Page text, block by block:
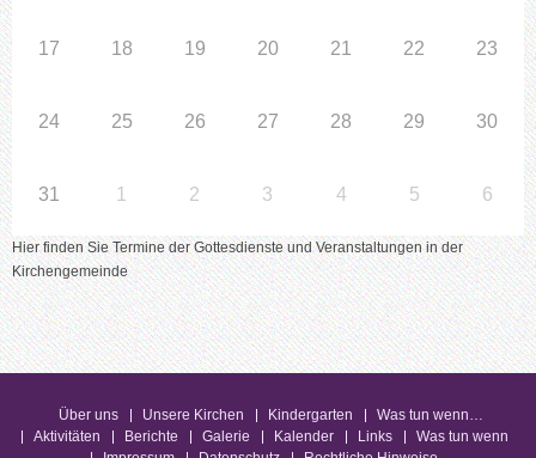
17 18 19 20 21 22 23
24 25 26 27 28 29 30
31 1 2 3 4 5 6
Hier finden Sie Termine der Gottesdienste und Veranstaltungen in der
Kirchengemeinde
Über uns Unsere Kirchen Kindergarten
Was tun wenn…
Aktivitäten
Berichte Galerie Kalender Links
Was tun wenn